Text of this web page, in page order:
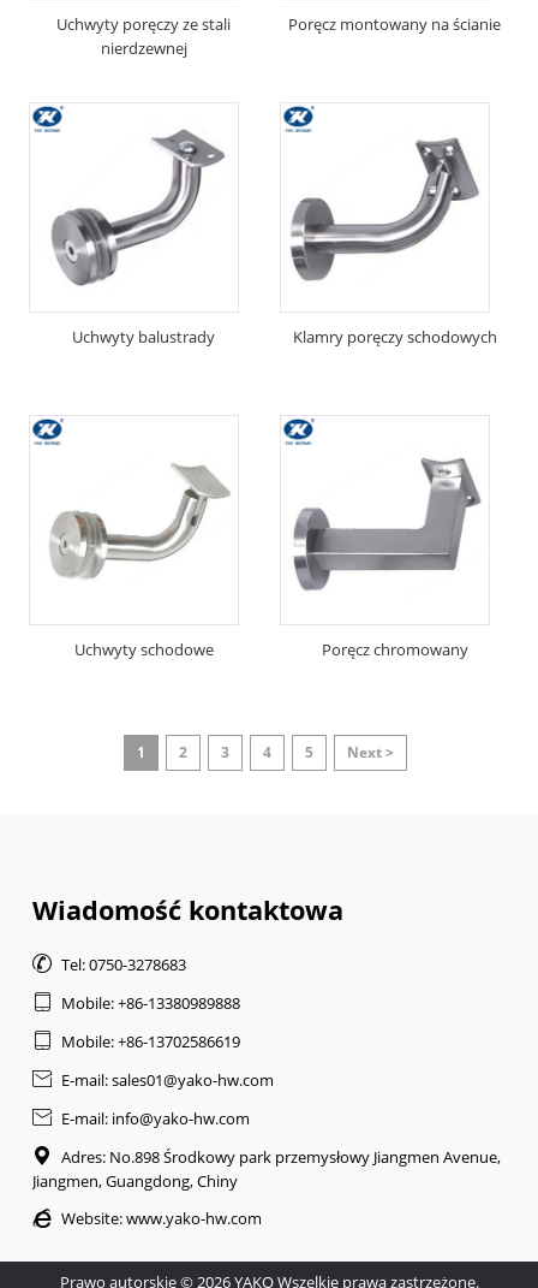
Uchwyty poręczy ze stali
nierdzewnej
Poręcz montowany na ścianie
Uchwyty balustrady Klamry poręczy schodowych
Uchwyty schodowe Poręcz chromowany
1 2 3 4 5 Next >
Wiadomość kontaktowa
 Tel: 0750-3278683
 Mobile: +86-13380989888
 Mobile: +86-13702586619
 E-mail: sales01@yako-hw.com
 E-mail: info@yako-hw.com

Adres: No.898 Środkowy park przemysłowy Jiangmen Avenue,
Jiangmen, Guangdong, Chiny
 Website:www.yako-hw.com
Prawo autorskie © 2026 YAKO Wszelkie prawa zastrzeżone.